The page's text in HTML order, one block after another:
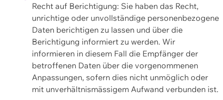
Recht auf Berichtigung: Sie haben das Recht,
unrichtige oder unvollständige personenbezogene
Daten berichtigen zu lassen und über die
Berichtigung informiert zu werden. Wir
informieren in diesem Fall die Empfänger der
betroffenen Daten über die vorgenommenen
Anpassungen, sofern dies nicht unmöglich oder
mit unverhältnismässigem Aufwand verbunden ist.